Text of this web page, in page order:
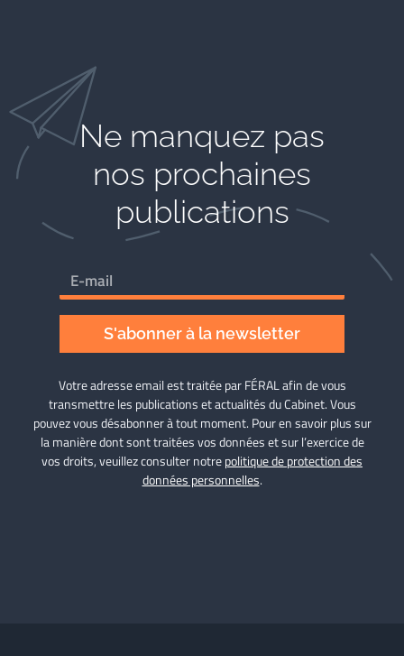
Ne manquez pas
nos prochaines
publications
S'abonner à la newsletter
Votre adresse email est traitée par FÉRAL afin de vous
transmettre les publications et actualités du Cabinet. Vous
pouvez vous désabonner à tout moment. Pour en savoir plus sur
la manière dont sont traitées vos données et sur l’exercice de
vos droits, veuillez consulter notrepolitique de protection des
données personnelles.